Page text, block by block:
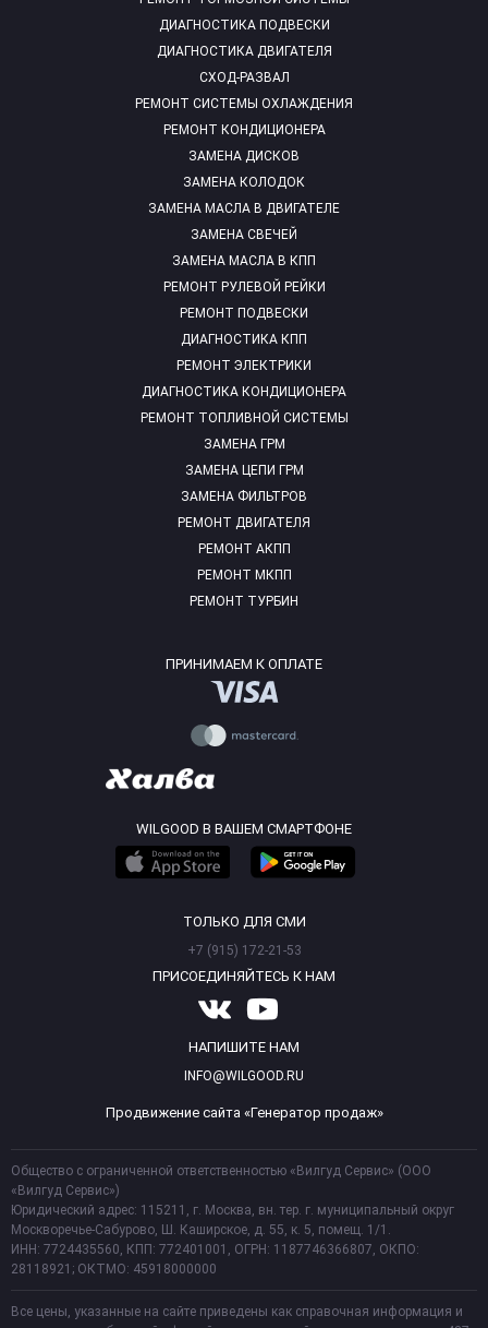
ДИАГНОСТИКА ПОДВЕСКИ
ДИАГНОСТИКА ДВИГАТЕЛЯ
СХОД-РАЗВАЛ
РЕМОНТ СИСТЕМЫ ОХЛАЖДЕНИЯ
РЕМОНТ КОНДИЦИОНЕРА
ЗАМЕНА ДИСКОВ
ЗАМЕНА КОЛОДОК
ЗАМЕНА МАСЛА В ДВИГАТЕЛЕ
ЗАМЕНА СВЕЧЕЙ
ЗАМЕНА МАСЛА В КПП
РЕМОНТ РУЛЕВОЙ РЕЙКИ
РЕМОНТ ПОДВЕСКИ
ДИАГНОСТИКА КПП
РЕМОНТ ЭЛЕКТРИКИ
ДИАГНОСТИКА КОНДИЦИОНЕРА
РЕМОНТ ТОПЛИВНОЙ СИСТЕМЫ
ЗАМЕНА ГРМ
ЗАМЕНА ЦЕПИ ГРМ
ЗАМЕНА ФИЛЬТРОВ
РЕМОНТ ДВИГАТЕЛЯ
РЕМОНТ АКПП
РЕМОНТ МКПП
РЕМОНТ ТУРБИН
ПРИНИМАЕМ К ОПЛАТЕ
WILGOOD В ВАШЕМ СМАРТФОНЕ
ТОЛЬКО ДЛЯ СМИ
+7 (915) 172-21-53
ПРИСОЕДИНЯЙТЕСЬ К НАМ
НАПИШИТЕ НАМ
INFO@WILGOOD.RU
Продвижение сайта «Генератор продаж»
Общество с ограниченной ответственностью «Вилгуд Сервис» (ООО
«Вилгуд Сервис»)
Юридический адрес: 115211, г. Москва, вн. тер. г. муниципальный округ
Москворечье-Сабурово, Ш. Каширское, д. 55, к. 5, помещ. 1/1.
ИНН: 7724435560, КПП: 772401001, ОГРН: 1187746366807, ОКПО:
28118921; ОКТМО: 45918000000
Все цены, указанные на сайте приведены как справочная информация и